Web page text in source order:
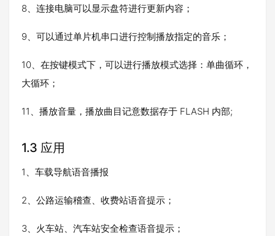
8、连接电脑可以显示盘符进行更新内容；
9、可以通过单片机串口进行控制播放指定的音乐；
10、在按键模式下，可以进行播放模式选择：单曲循环，
大循环；
11、播放音量，播放曲目记意数据存于 FLASH 内部;
1.3 应用
1、车载导航语音播报
2、公路运输稽查、收费站语音提示；
3、火车站、汽车站安全检查语音提示；